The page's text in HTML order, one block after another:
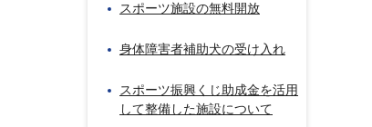
スポーツ施設の無料開放
身体障害者補助犬の受け入れ
スポーツ振興くじ助成金を活用
して整備した施設について